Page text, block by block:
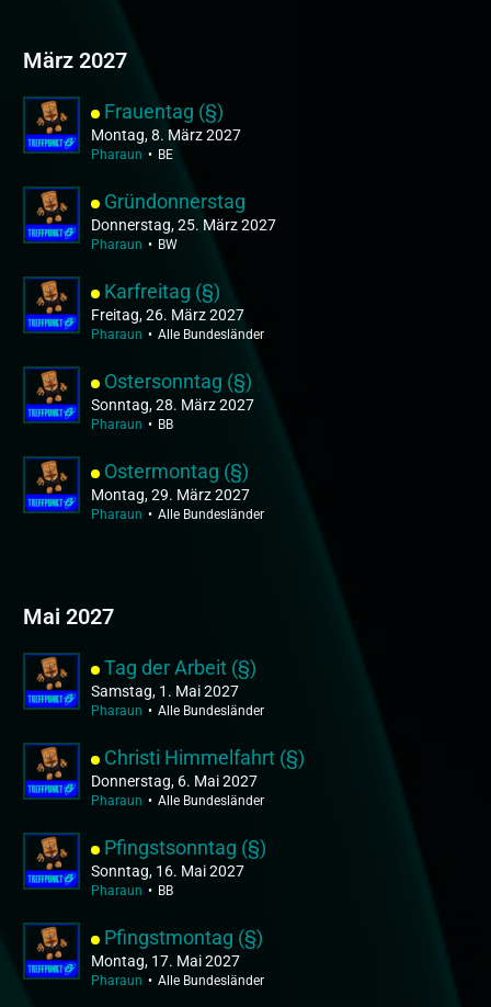
März 2027
Frauentag (§)
Montag, 8. März 2027
Pharaun BE
Gründonnerstag
Donnerstag, 25. März 2027
Pharaun BW
Karfreitag (§)
Freitag, 26. März 2027
Pharaun Alle Bundesländer
Ostersonntag (§)
Sonntag, 28. März 2027
Pharaun BB
Ostermontag (§)
Montag, 29. März 2027
Pharaun Alle Bundesländer
Mai 2027
Tag der Arbeit (§)
Samstag, 1. Mai 2027
Pharaun Alle Bundesländer
Christi Himmelfahrt (§)
Donnerstag, 6. Mai 2027
Pharaun Alle Bundesländer
Pfingstsonntag (§)
Sonntag, 16. Mai 2027
Pharaun BB
Pfingstmontag (§)
Montag, 17. Mai 2027
Pharaun Alle Bundesländer